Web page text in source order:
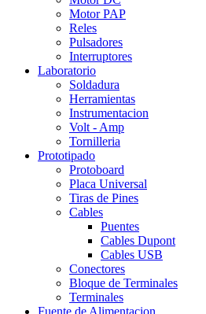
Motor PAP
Reles
Pulsadores
Interruptores
Laboratorio
Soldadura
Herramientas
Instrumentacion
Volt - Amp
Tornilleria
Prototipado
Protoboard
Placa Universal
Tiras de Pines
Cables
Puentes
Cables Dupont
Cables USB
Conectores
Bloque de Terminales
Terminales
Fuente de Alimentacion